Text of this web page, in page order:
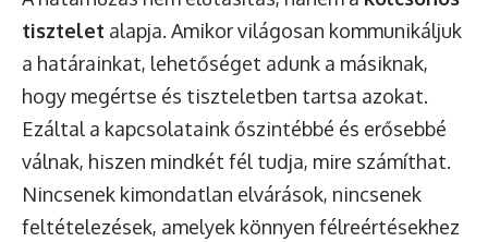
tisztelet alapja. Amikor világosan kommunikáljuk
a határainkat, lehetőséget adunk a másiknak,
hogy megértse és tiszteletben tartsa azokat.
Ezáltal a kapcsolataink őszintébbé és erősebbé
válnak, hiszen mindkét fél tudja, mire számíthat.
Nincsenek kimondatlan elvárások, nincsenek
feltételezések, amelyek könnyen félreértésekhez